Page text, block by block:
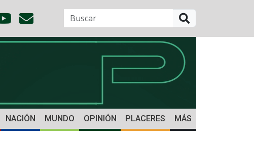
NACIÓN MUNDO OPINIÓN PLACERES MÁS